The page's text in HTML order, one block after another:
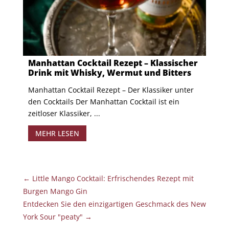
Manhattan Cocktail Rezept – Klassischer
Drink mit Whisky, Wermut und Bitters
​Manhattan Cocktail Rezept – Der Klassiker unter
den Cocktails Der Manhattan Cocktail ist ein
zeitloser Klassiker, ...
MEHR LESEN
← Little Mango Cocktail: Erfrischendes Rezept mit
Burgen Mango Gin
Entdecken Sie den einzigartigen Geschmack des New
York Sour "peaty" →